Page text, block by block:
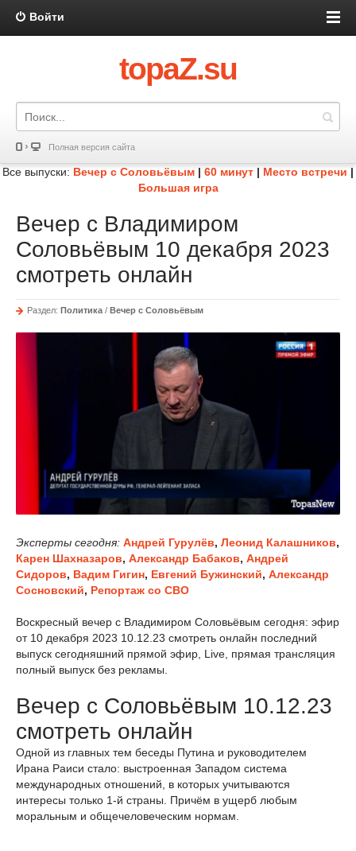
Войти
topaZ.su
Полная версия сайта
Все выпуски: Вечер с Соловьёвым | 60 минут | Место встречи |
Большая игра
Вечер с Владимиром
Соловьёвым 10 декабря 2023
смотреть онлайн
Раздел: Политика / Вечер с Соловьёвым
Эксперты сегодня: Андрей Гурулёв, Леонид Калашников,
Карен Шахназаров, Александр Бабаков, Андрей
Сидоров, Вадим Гигин, Евгений Бужинский, Александр
Сосновский, Репортаж со СВО
Воскресный вечер с Владимиром Соловьёвым сегодня: эфир
от 10 декабря 2023 10.12.23 смотреть онлайн последний
выпуск сегодняшний прямой эфир, Live, прямая трансляция
полный выпуск без рекламы.
Вечер с Соловьёвым 10.12.23
смотреть онлайн
Одной из главных тем беседы Путина и руководителем
Ирана Раиси стало: выстроенная Западом система
международных отношений, в которых учитываются
интересы только 1-й страны. Причём в ущерб любым
моральным и общечеловеческим нормам.